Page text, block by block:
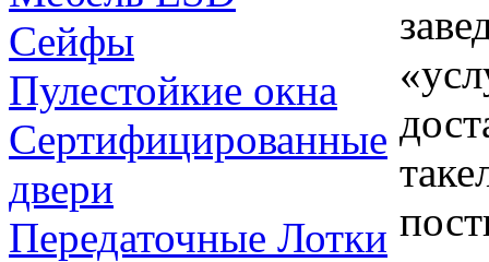
Сейфы
Пулестойкие окна
Сертифицированные
двери
Передаточные Лотки